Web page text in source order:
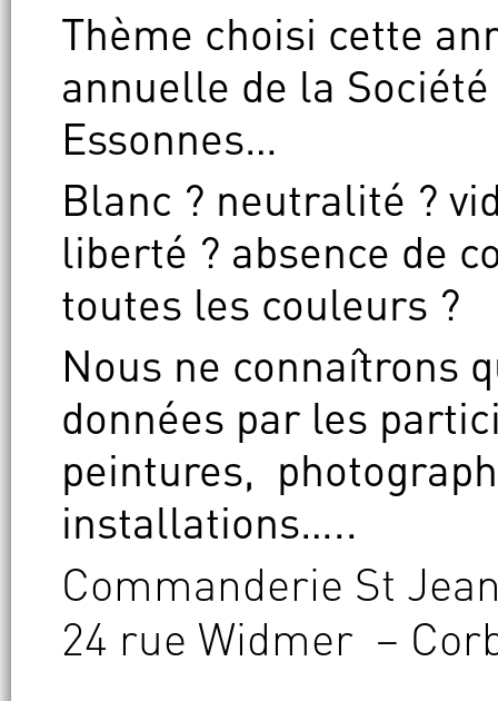
Thème choisi cette
annuelle de la
Essonnes…
Blanc ? neutralité ?
liberté ? absence de
toutes les couleurs ?
Nous ne connaîtrons
données par les
peintures,
installations…..
Commanderie St
24 rue Widmer –